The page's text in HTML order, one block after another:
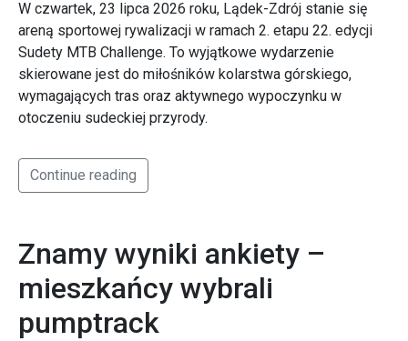
W czwartek, 23 lipca 2026 roku, Lądek-Zdrój stanie się
areną sportowej rywalizacji w ramach 2. etapu 22. edycji
Sudety MTB Challenge. To wyjątkowe wydarzenie
skierowane jest do miłośników kolarstwa górskiego,
wymagających tras oraz aktywnego wypoczynku w
otoczeniu sudeckiej przyrody.
Continue reading
Znamy wyniki ankiety –
mieszkańcy wybrali
pumptrack